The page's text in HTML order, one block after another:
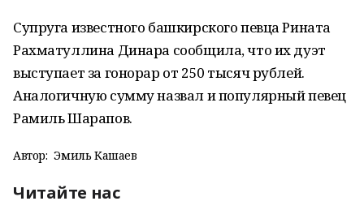
Супруга известного башкирского певца Рината
Рахматуллина Динара сообщила, что их дуэт
выступает за гонорар от 250 тысяч рублей.
Аналогичную сумму назвал и популярный певец
Рамиль Шарапов.
Автор: Эмиль Кашаев
Читайте нас